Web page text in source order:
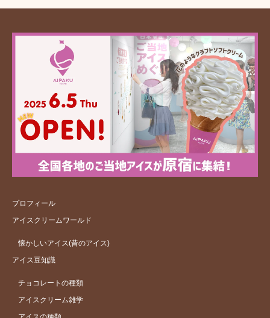
プロフィール
アイスクリームワールド
懐かしいアイス(昔のアイス)
アイス豆知識
チョコレートの種類
アイスクリーム雑学